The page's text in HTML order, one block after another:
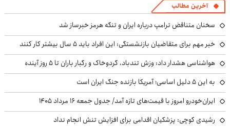
آخرین مطالب
سخنان متناقض ترامپ درباره ایران و تنگه هرمز خبرساز شد
خبر مهم برای متقاضیان بازنشستگی: این افراد باید ۵ سال بیشتر کار کنند
هواشناسی هشدار داد: وزش تندباد، گردوخاک و رگبار باران تا ۵ روز آینده
به این ۵ دلیل اساسی؛ آمریکا بازنده جنگ ایران است
ایران‌خودرو امروز با قیمت‌های تازه آمد/ جدول جمعه ۱۶ مرداد ۱۴۰۵
رشیدی کوچی: پزشکیان اقدامی برای افزایش تنش انجام نداد